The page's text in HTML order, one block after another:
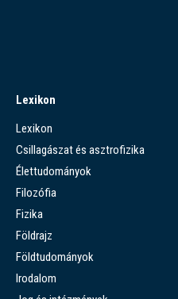
Lexikon
Lexikon
Csillagászat és asztrofizika
Élettudományok
Filozófia
Fizika
Földrajz
Földtudományok
Irodalom